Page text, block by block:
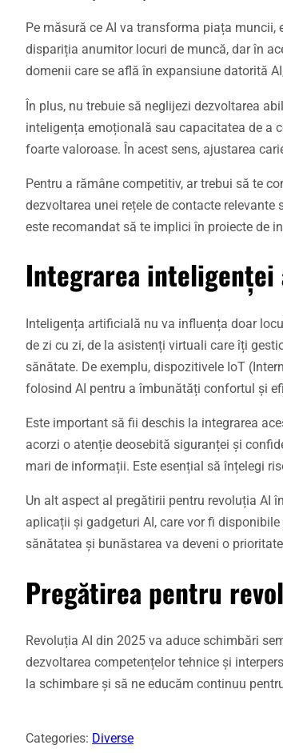
Pe măsură ce AI va transforma piața
dispariția anumitor locuri de muncă, dar în
domenii care se află în expansiune datorită
În plus, nu trebuie să neglijezi dezvoltarea
inteligența emoțională sau capacitatea de a
foarte valoroase. În acest sens, ajustarea
Pentru a rămâne competitiv, ar trebui să te
dezvoltarea unei rețele de contacte
este recomandat să te implici în proiecte de
Integrarea
Inteligența artificială nu va influența doar
de zi cu zi, de la asistenți virtuali care îți
sănătate. De exemplu, dispozitivele IoT
folosind AI pentru a îmbunătăți confortul și
Este important să fii deschis la integrarea
acorzi o atenție deosebită siguranței și
mari de informații. Este esențial să înțelegi
Un alt aspect al pregătirii pentru revoluția AI
aplicații și gadgeturi AI, care vor fi
sănătatea și bunăstarea va deveni o
Pregătirea pentru
Revoluția AI din 2025 va aduce schimbări
dezvoltarea competențelor tehnice și
la schimbare și să ne educăm continuu
Categories: Diverse